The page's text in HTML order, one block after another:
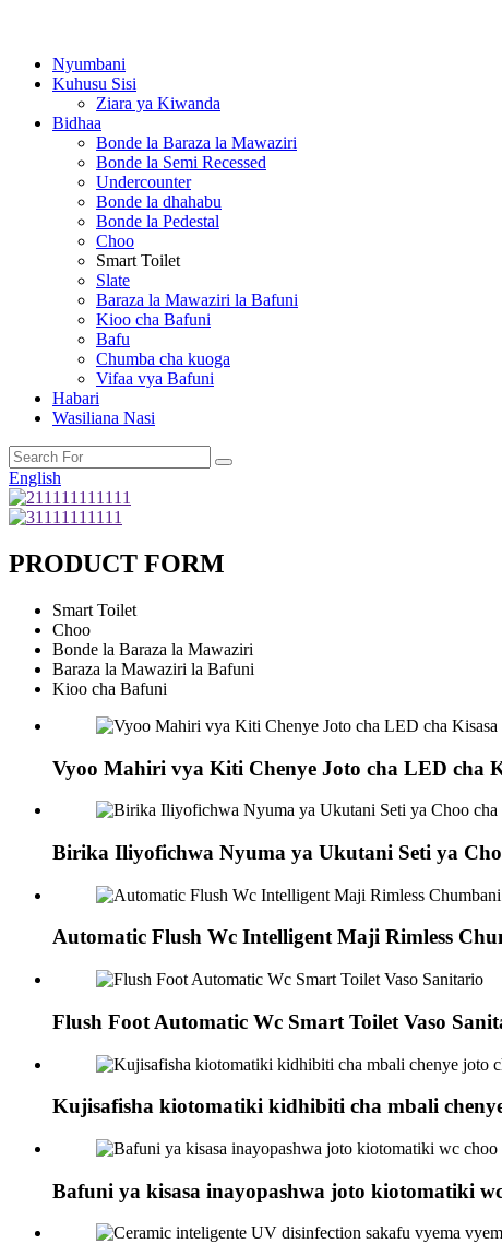
Nyumbani
Kuhusu Sisi
Ziara ya Kiwanda
Bidhaa
Bonde la Baraza la Mawaziri
Bonde la Semi Recessed
Undercounter
Bonde la dhahabu
Bonde la Pedestal
Choo
Smart Toilet
Slate
Baraza la Mawaziri la Bafuni
Kioo cha Bafuni
Bafu
Chumba cha kuoga
Vifaa vya Bafuni
Habari
Wasiliana Nasi
English
PRODUCT FORM
Smart Toilet
Choo
Bonde la Baraza la Mawaziri
Baraza la Mawaziri la Bafuni
Kioo cha Bafuni
Vyoo Mahiri vya Kiti Chenye Joto cha LED cha
Birika Iliyofichwa Nyuma ya Ukutani Seti ya
Automatic Flush Wc Intelligent Maji Rimless
Flush Foot Automatic Wc Smart Toilet Vaso
Kujisafisha kiotomatiki kidhibiti cha mbali
Bafuni ya kisasa inayopashwa joto kiotomatiki